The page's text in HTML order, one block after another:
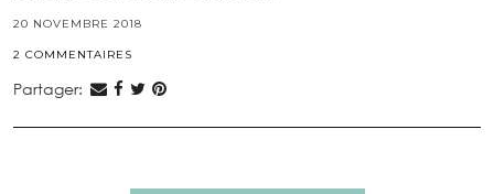
20 NOVEMBRE 2018
2 COMMENTAIRES
Partager: